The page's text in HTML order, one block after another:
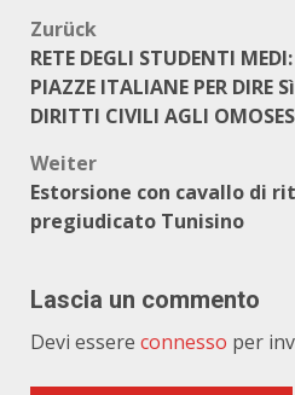
Zurück
RETE DEGLI STUDENTI
PIAZZE ITALIANE PER DIRE
DIRITTI CIVILI AGLI
Weiter
Estorsione con cavallo di
pregiudicato Tunisino
Lascia un commento
Devi essere connesso per